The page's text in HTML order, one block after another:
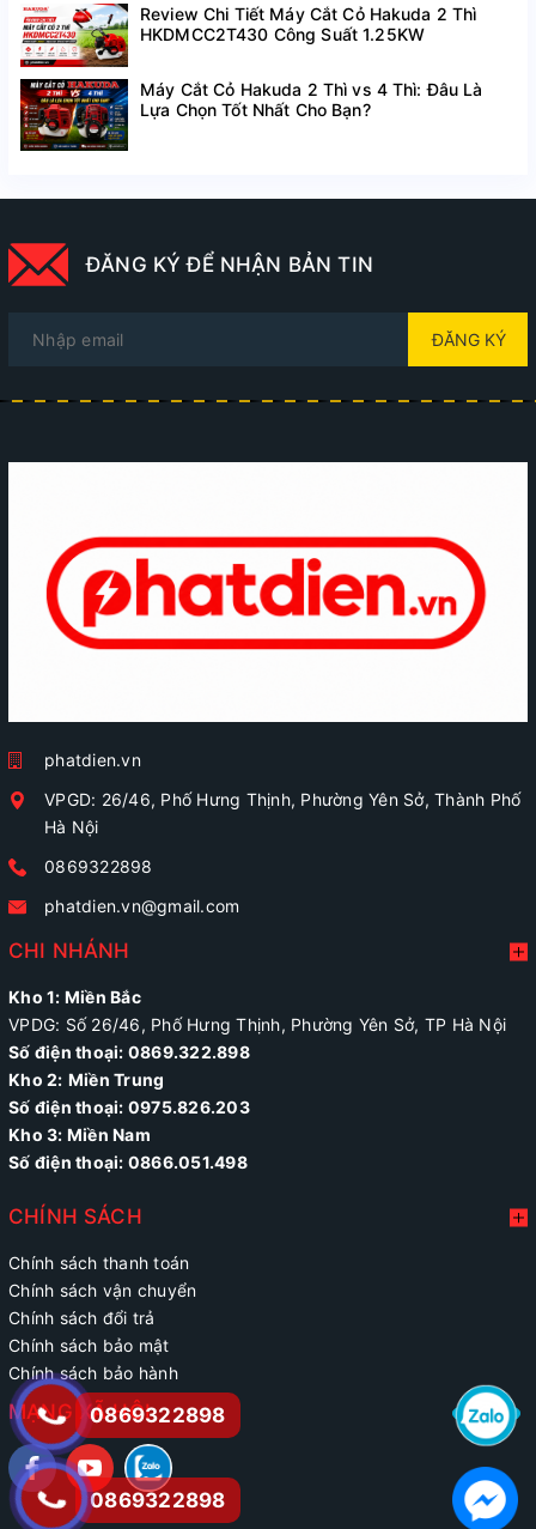
Review Chi Tiết Máy Cắt Cỏ Hakuda 2 Thì
HKDMCC2T430 Công Suất 1.25KW
Máy Cắt Cỏ Hakuda 2 Thì vs 4 Thì: Đâu Là
Lựa Chọn Tốt Nhất Cho Bạn?
ĐĂNG KÝ ĐỂ NHẬN BẢN TIN
ĐĂNG KÝ
phatdien.vn
VPGD: 26/46, Phố Hưng Thịnh, Phường Yên Sở, Thành Phố
Hà Nội
0869322898
phatdien.vn@gmail.com
CHI NHÁNH
Kho 1: Miền Bắc
VPDG: Số 26/46, Phố Hưng Thịnh, Phường Yên Sở, TP Hà Nội
Số điện thoại: 0869.322.898
Kho 2: Miền Trung
Số điện thoại: 0975.826.203
Kho 3: Miền Nam
Số điện thoại: 0866.051.498
CHÍNH SÁCH
Chính sách thanh toán
Chính sách vận chuyển
Chính sách đổi trả
Chính sách bảo mật
Chính sách bảo hành
MẠNG XÃ HỘI
0869322898
0869322898